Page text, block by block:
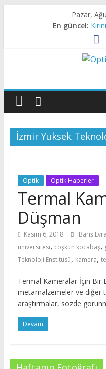
Pazar,
En güncel:
X-
Tasarım
Optik
Tasarıma
Şey
İzmir Yüksek
Optik Optik Haberler
Termal
Düşman
Kasım 6, 2018 Barış
üniversitesi, coşkun kocabaş,
Teknoloji Enstitüsü, kamera,
Termal Kameralar İçin Bir
metamalzemeler ve diğer
araştırmalar, sözde
Devam